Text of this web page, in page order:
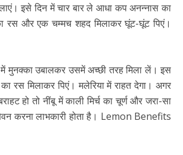
इसे दिन में चार बार ले आधा कप अनन्नास का
रस और एक चम्मच शहद मिलाकर घूंट-घूंट पिएं।
में मुनक्का उबालकर उसमें अच्छी तरह मिला लें। इस
रस मिलाकर पिएं। मलेरिया में राहत देगा। अगर
हो तो नींबू में काली मिर्च का चूर्ण और जरा-सा
करना लाभकारी होता है। Lemon Benefits